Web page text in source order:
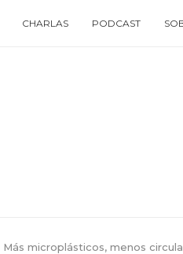
CHARLAS PODCAST
Más microplásticos, menos